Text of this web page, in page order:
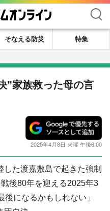
検索
そなえる防災
特集
”家族救った母の言
2025年4月8日 火曜 午後6:00
た渡嘉敷島で起きた強制
後80年を迎える2025年3
になるかもしれない」